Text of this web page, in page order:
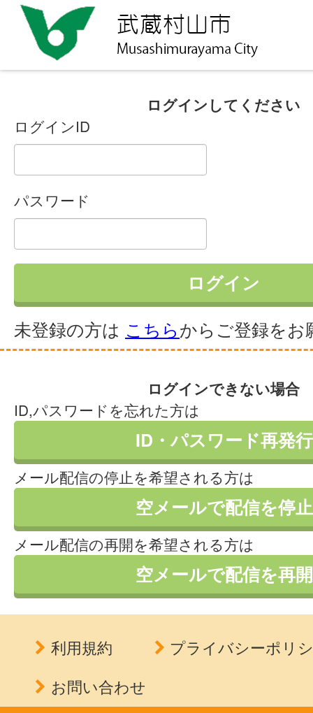
ログインしてください
ログインID
パスワード
未登録の方は こちらからご登録をお
ログインできない場合
ID,パスワードを忘れた方は
ID・パスワード再発行
メール配信の停止を希望される方は
空メールで配信を停止
メール配信の再開を希望される方は
空メールで配信を再開
利用規約
プライバシーポリ
お問い合わせ